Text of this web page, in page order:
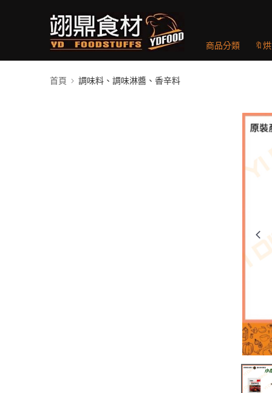
商品分類 🔖
首頁 調味料、調味淋醬、香辛料